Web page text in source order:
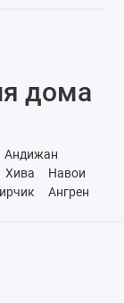
дома
Андижан
Хива
Навои
Ангрен